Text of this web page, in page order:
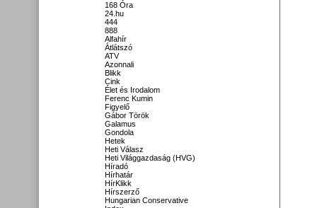
168 Óra
24.hu
444
888
Alfahír
Átlátszó
ATV
Azonnali
Blikk
Cink
Élet és Irodalom
Ferenc Kumin
Figyelő
Gábor Török
Galamus
Gondola
Hetek
Heti Válasz
Heti Világgazdaság (HVG)
Híradó
Hírhatár
HírKlikk
Hírszerző
Hungarian Conservative